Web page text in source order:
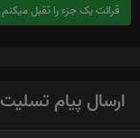
قرائت یک جزء را تقبل میکنم
ارسال پیام تسلیت